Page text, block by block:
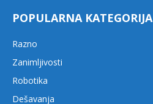
POPULARNA KATEGORIJA
Razno
Zanimljivosti
Robotika
Dešavanja